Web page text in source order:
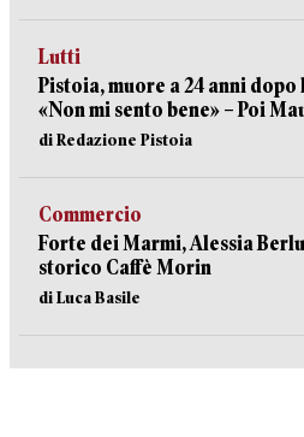
Lutti
Pistoia, muore a 24 anni dopo
«Non mi sento bene» – Poi
di Redazione Pistoia
Commercio
Forte dei Marmi, Alessia
storico Caffè Morin
di Luca Basile